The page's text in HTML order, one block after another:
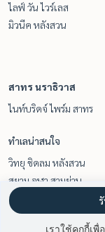
ไลฟ์ วัน ไวร์เลส
มิวนีค หลังสวน
สาทร นราธิวาส
ไนท์บริดจ์ ไพร์ม สาทร
ทำเลน่าสนใจ
วิทยุ ชิดลม หลังสวน
สยาม จุฬา สามย่าน
สุขุมวิท อโศก ทองหล่อ
สาทร นราธิวาส
เราใช้คุกกี้เ